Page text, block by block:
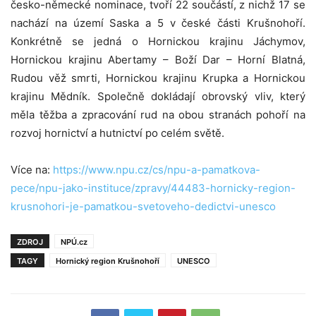
česko-německé nominace, tvoří 22 součástí, z nichž 17 se
nachází na území Saska a 5 v české části Krušnohoří.
Konkrétně se jedná o Hornickou krajinu Jáchymov,
Hornickou krajinu Abertamy – Boží Dar – Horní Blatná,
Rudou věž smrti, Hornickou krajinu Krupka a Hornickou
krajinu Mědník. Společně dokládají obrovský vliv, který
měla těžba a zpracování rud na obou stranách pohoří na
rozvoj hornictví a hutnictví po celém světě.
Více na: https://www.npu.cz/cs/npu-a-pamatkova-
pece/npu-jako-instituce/zpravy/44483-hornicky-region-
krusnohori-je-pamatkou-svetoveho-dedictvi-unesco
ZDROJ
NPÚ.cz
TAGY
Hornický region Krušnohoří UNESCO